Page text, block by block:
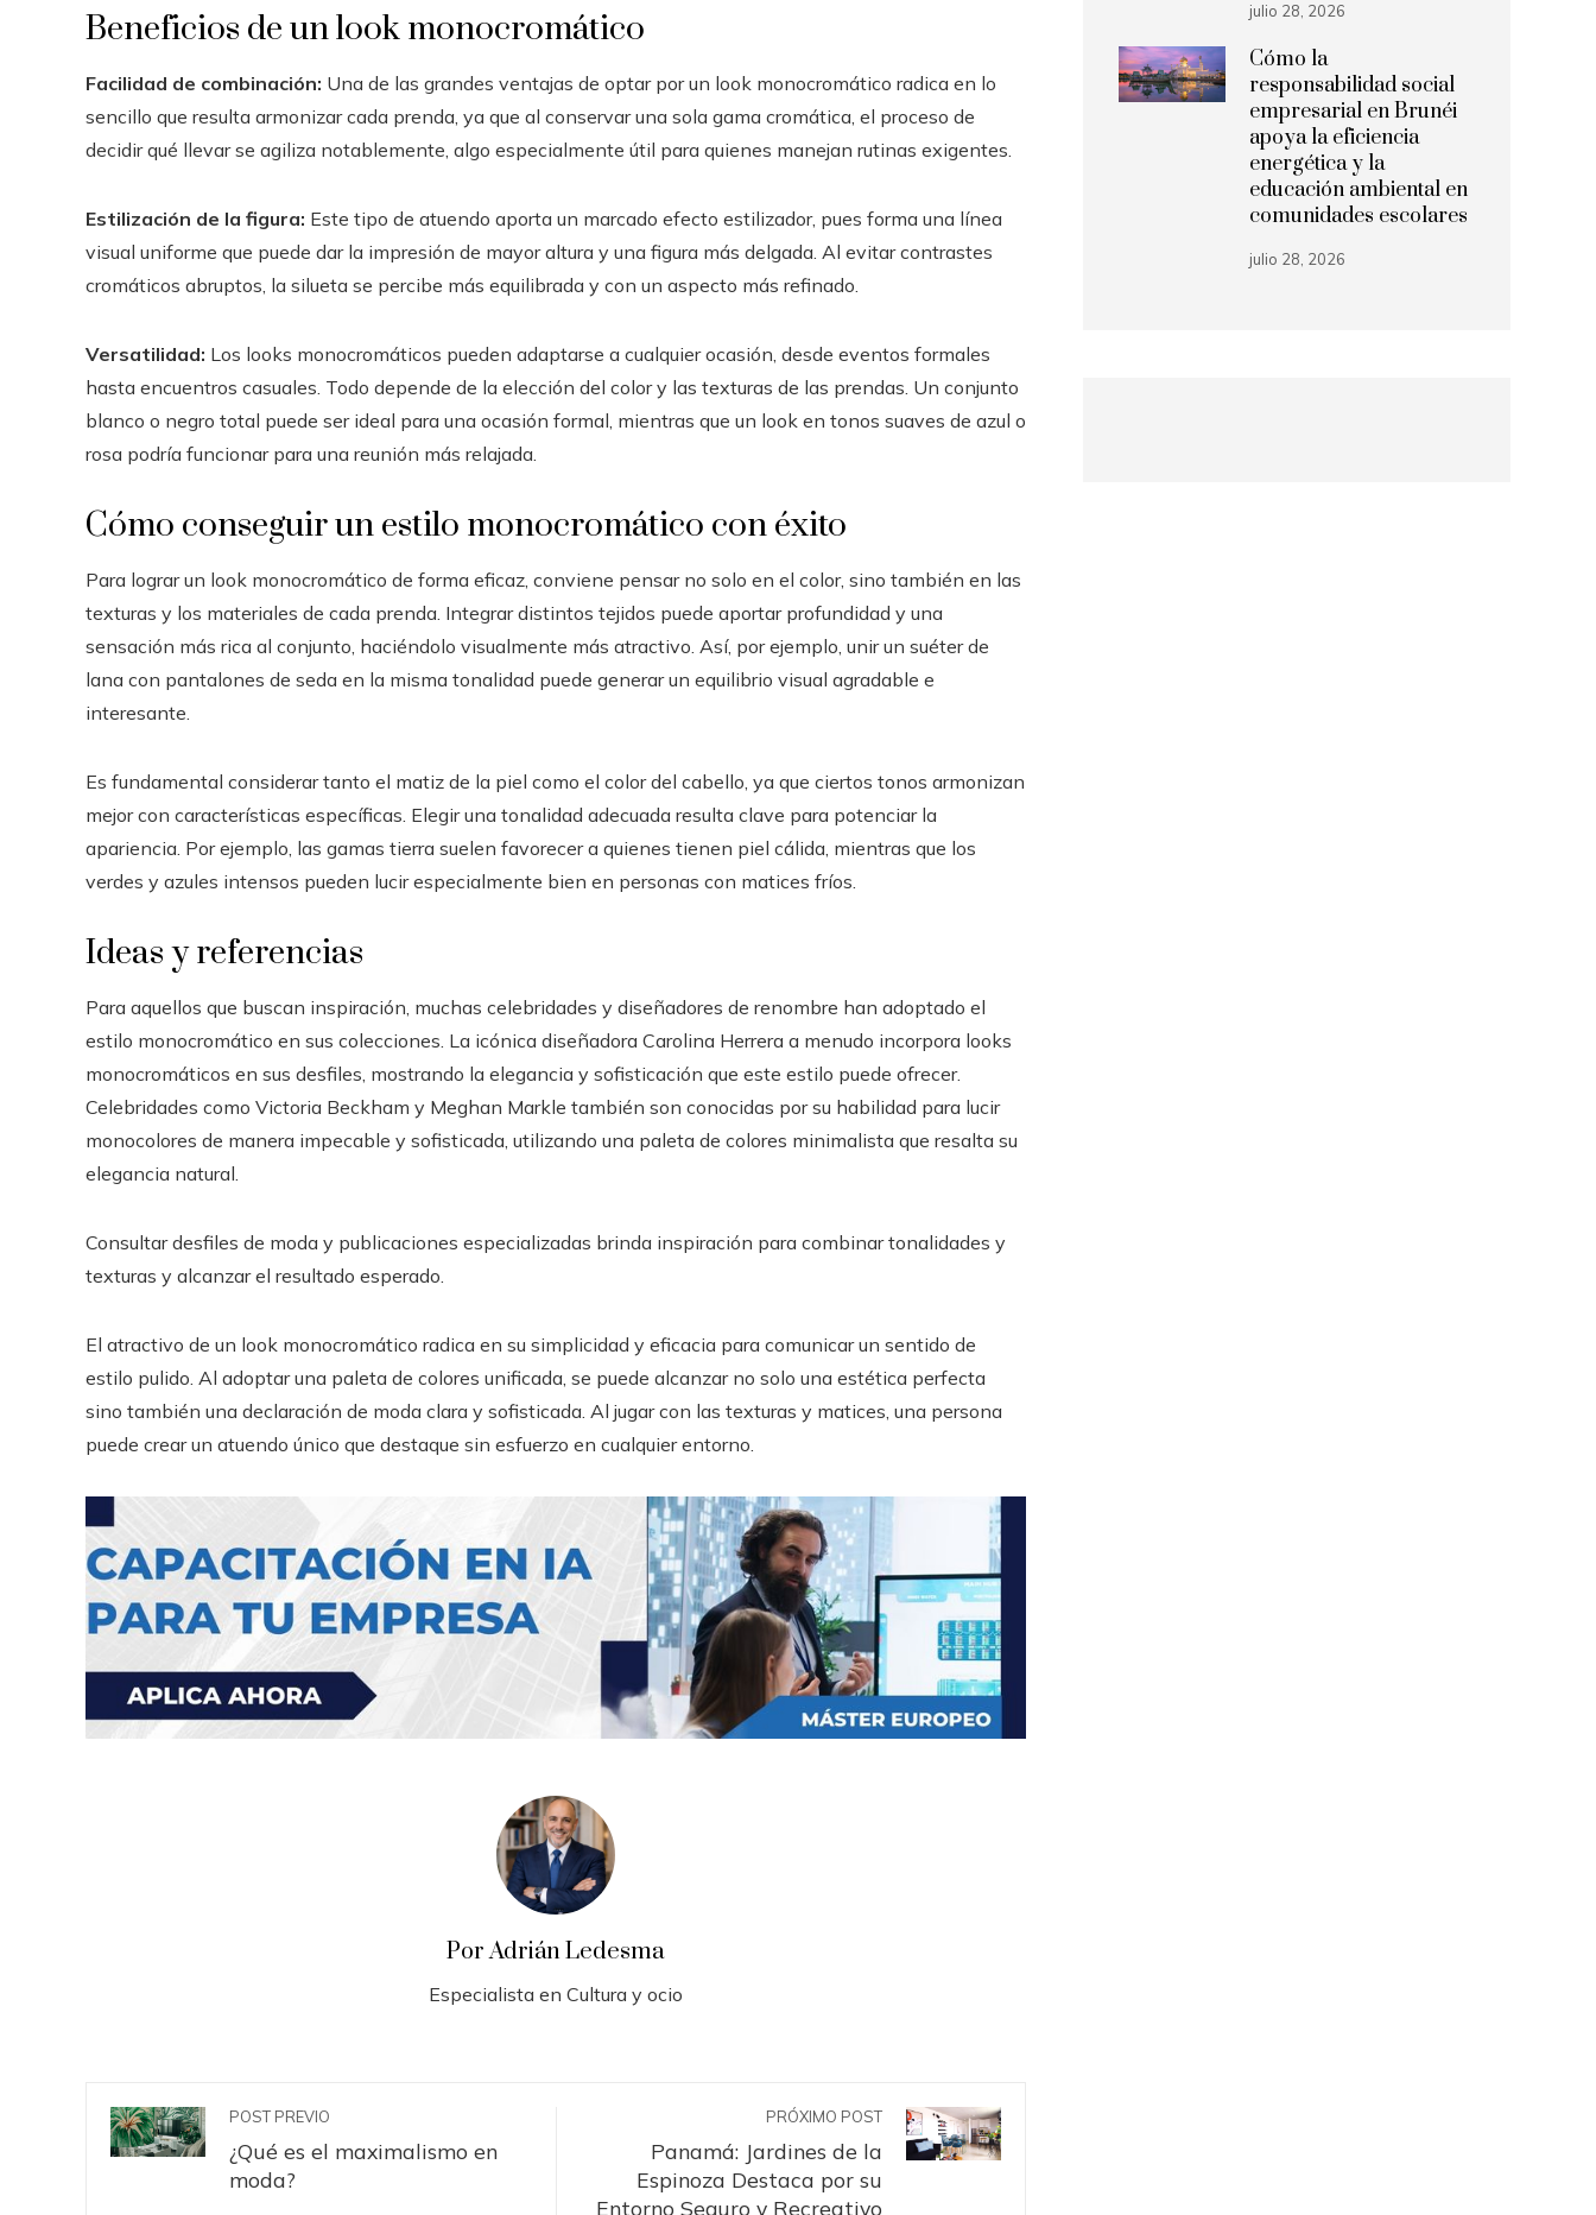
Beneficios de un look monocromático
Facilidad de combinación: Una de las grandes ventajas de optar por un look monocromático radica en lo
sencillo que resulta armonizar cada prenda, ya que al conservar una sola gama cromática, el proceso de
decidir qué llevar se agiliza notablemente, algo especialmente útil para quienes manejan rutinas exigentes.
Estilización de la figura: Este tipo de atuendo aporta un marcado efecto estilizador, pues forma una línea
visual uniforme que puede dar la impresión de mayor altura y una figura más delgada. Al evitar contrastes
cromáticos abruptos, la silueta se percibe más equilibrada y con un aspecto más refinado.
Versatilidad: Los looks monocromáticos pueden adaptarse a cualquier ocasión, desde eventos formales
hasta encuentros casuales. Todo depende de la elección del color y las texturas de las prendas. Un conjunto
blanco o negro total puede ser ideal para una ocasión formal, mientras que un look en tonos suaves de azul o
rosa podría funcionar para una reunión más relajada.
Cómo conseguir un estilo monocromático con éxito
Para lograr un look monocromático de forma eficaz, conviene pensar no solo en el color, sino también en las
texturas y los materiales de cada prenda. Integrar distintos tejidos puede aportar profundidad y una
sensación más rica al conjunto, haciéndolo visualmente más atractivo. Así, por ejemplo, unir un suéter de
lana con pantalones de seda en la misma tonalidad puede generar un equilibrio visual agradable e
interesante.
Es fundamental considerar tanto el matiz de la piel como el color del cabello, ya que ciertos tonos armonizan
mejor con características específicas. Elegir una tonalidad adecuada resulta clave para potenciar la
apariencia. Por ejemplo, las gamas tierra suelen favorecer a quienes tienen piel cálida, mientras que los
verdes y azules intensos pueden lucir especialmente bien en personas con matices fríos.
Ideas y referencias
Para aquellos que buscan inspiración, muchas celebridades y diseñadores de renombre han adoptado el
estilo monocromático en sus colecciones. La icónica diseñadora Carolina Herrera a menudo incorpora looks
monocromáticos en sus desfiles, mostrando la elegancia y sofisticación que este estilo puede ofrecer.
Celebridades como Victoria Beckham y Meghan Markle también son conocidas por su habilidad para lucir
monocolores de manera impecable y sofisticada, utilizando una paleta de colores minimalista que resalta su
elegancia natural.
Consultar desfiles de moda y publicaciones especializadas brinda inspiración para combinar tonalidades y
texturas y alcanzar el resultado esperado.
El atractivo de un look monocromático radica en su simplicidad y eficacia para comunicar un sentido de
estilo pulido. Al adoptar una paleta de colores unificada, se puede alcanzar no solo una estética perfecta
sino también una declaración de moda clara y sofisticada. Al jugar con las texturas y matices, una persona
puede crear un atuendo único que destaque sin esfuerzo en cualquier entorno.
Por Adrián Ledesma
Especialista en Cultura y ocio
POST PREVIO
¿Qué es el maximalismo en
moda?
PRÓXIMO POST
Panamá: Jardines de la
Espinoza Destaca por su
Entorno Seguro y Recreativo
julio 28, 2026
Cómo la
responsabilidad social
empresarial en Brunéi
apoya la eficiencia
energética y la
educación ambiental en
comunidades escolares
julio 28, 2026